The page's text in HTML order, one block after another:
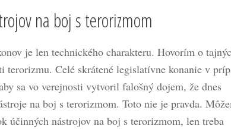
na boj s terorizmom
je len technického charakteru. Hovorím o
Celé skrátené legislatívne konanie v
sa vo verejnosti vytvoril falošný dojem, že dnes
na boj s terorizmom. Toto nie je pravda.
účinných nástrojov na boj s terorizmom, len treba